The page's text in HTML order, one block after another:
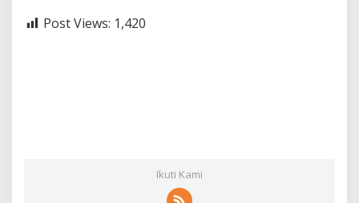
Post Views: 1,420
Ikuti Kami